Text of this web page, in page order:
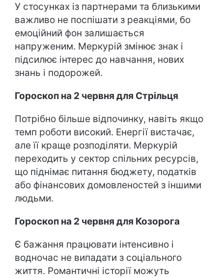
У стосунках із партнерами та близькими
важливо не поспішати з реакціями, бо
емоційний фон залишається
напруженим. Меркурій змінює знак і
підсилює інтерес до навчання, нових
знань і подорожей.
Гороскоп на 2 червня для Стрільця
Потрібно більше відпочинку, навіть якщо
темп роботи високий. Енергії вистачає,
але її краще розподіляти. Меркурій
переходить у сектор спільних ресурсів,
що піднімає питання бюджету, податків
або фінансових домовленостей з іншими
людьми.
Гороскоп на 2 червня для Козорога
Є бажання працювати інтенсивно і
водночас не випадати з соціального
життя. Романтичні історії можуть